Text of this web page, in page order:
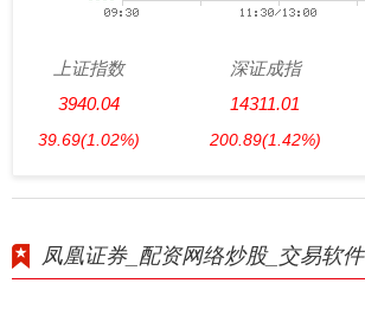
上证指数
3940.04
39.69(1.02%)
深证成指
14311.01
200.89(1.42%)
凤凰证券_配资网络炒股_交易软件